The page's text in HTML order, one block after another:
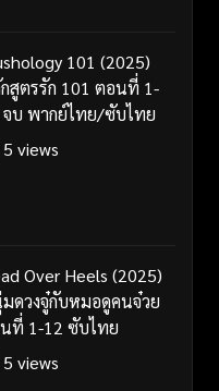
101 (2025)
สูตรรัก 101 ตอนที่ 1-
12 จบ พากย์ไทย/ซับไทย
views
Over Heels (2025)
ดวงจู๋กับหมอดูคนจ๋วย
ที่ 1-12 ซับไทย
views